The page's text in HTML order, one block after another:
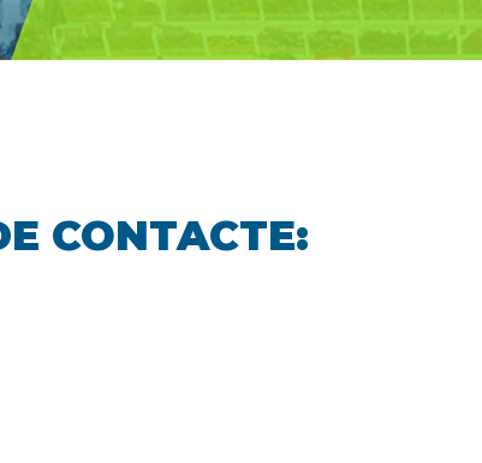
CONTACTE: